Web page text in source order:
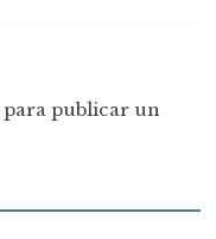
para publicar un